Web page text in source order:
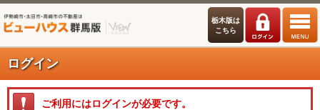
栃木版は
こちら
ログイン
ご利用にはログインが必要です。